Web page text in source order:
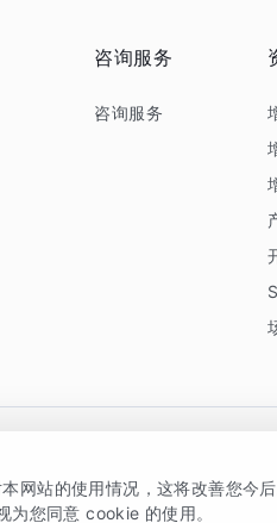
咨询服务
咨询服务
相关说明 京ICP备15038330号
网站的使用情况，这将改善您今
为您同意 cookie 的使用。